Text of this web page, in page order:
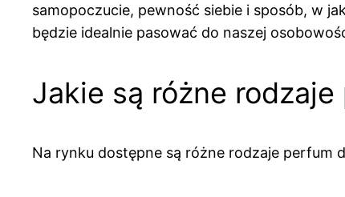
samopoczucie, pewność siebie i sposób, w
będzie idealnie pasować do naszej
Jakie są różne
Na rynku dostępne są różne rodzaje perfum